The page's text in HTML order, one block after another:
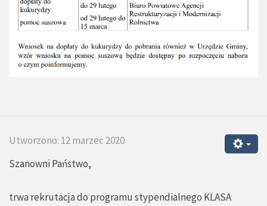
Utworzono: 12 marzec 2020
Szanowni Państwo,
trwa rekrutacja do programu stypendialnego KLASA